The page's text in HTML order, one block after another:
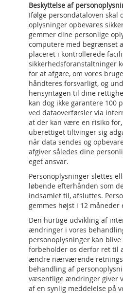
Beskyttelse af
Ifølge persondataloven skal
oplysninger opbevares
gemmer dine personlige
computere med begrænset
placeret i kontrollerede
sikkerhedsforanstaltninger
for at afgøre, om vores
håndteres forsvarligt, og
hensyntagen til dine
kan dog ikke garantere 100
ved dataoverførsler via
at der kan være en risiko
uberettiget tiltvinger sig
når data sendes og
afgiver således dine
eget ansvar.
Personoplysninger slettes
løbende efterhånden som
indsamlet til, afsluttes.
gemmes højst i 12 måneder
Den hurtige udvikling af
ændringer i vores
personoplysninger kan blive
forbeholder os derfor ret til
ændre nærværende
behandling af
væsentlige ændringer giver
af en synlig meddelelse på